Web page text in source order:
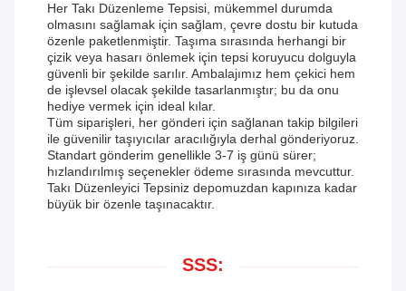
Her Takı Düzenleme Tepsisi, mükemmel durumda
olmasını sağlamak için sağlam, çevre dostu bir kutuda
özenle paketlenmiştir. Taşıma sırasında herhangi bir
çizik veya hasarı önlemek için tepsi koruyucu dolguyla
güvenli bir şekilde sarılır. Ambalajımız hem çekici hem
de işlevsel olacak şekilde tasarlanmıştır; bu da onu
hediye vermek için ideal kılar.
Tüm siparişleri, her gönderi için sağlanan takip bilgileri
ile güvenilir taşıyıcılar aracılığıyla derhal gönderiyoruz.
Standart gönderim genellikle 3-7 iş günü sürer;
hızlandırılmış seçenekler ödeme sırasında mevcuttur.
Takı Düzenleyici Tepsiniz depomuzdan kapınıza kadar
büyük bir özenle taşınacaktır.
SSS: